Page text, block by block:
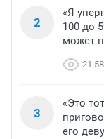
2
«Я
100 до
может
21
3
«Это
его